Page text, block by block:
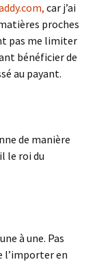
car j’ai
proches
pas me limiter
bénéficier de
au payant.
de manière
le roi du
à une. Pas
l’importer en